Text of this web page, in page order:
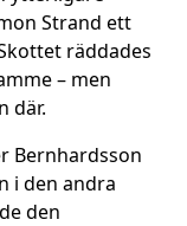
Strand ett
räddades
– men
där.
Bernhardsson
i den andra
den